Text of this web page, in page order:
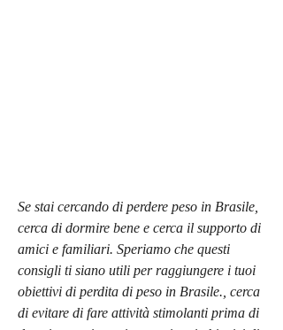
Se stai cercando di perdere peso in Brasile,
cerca di dormire bene e cerca il supporto di
amici e familiari. Speriamo che questi
consigli ti siano utili per raggiungere i tuoi
obiettivi di perdita di peso in Brasile., cerca
di evitare di fare attività stimolanti prima di